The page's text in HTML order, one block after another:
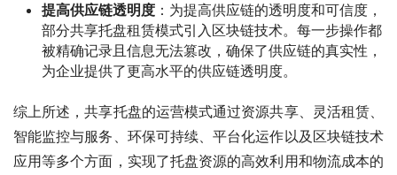
提高供应链透明度 ：为提高供应链的透明度和可信度，
部分共享托盘租赁模式引入区块链技术。每一步操作都
被精确记录且信息无法篡改，确保了供应链的真实性，
为企业提供了更高水平的供应链透明度。
综上所述，共享托盘的运营模式通过资源共享、灵活租赁、
智能监控与服务、环保可持续、平台化运作以及区块链技术
应用等多个方面，实现了托盘资源的高效利用和物流成本的